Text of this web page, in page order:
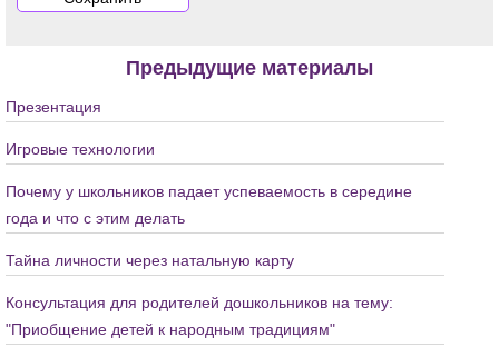
Предыдущие материалы
Презентация
Игровые технологии
Почему у школьников падает успеваемость в середине
года и что с этим делать
Тайна личности через натальную карту
Консультация для родителей дошкольников на тему:
"Приобщение детей к народным традициям"